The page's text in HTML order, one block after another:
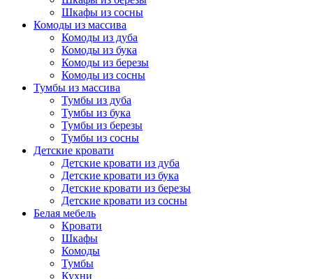
Шкафы из сосны
Комоды из массива
Комоды из дуба
Комоды из бука
Комоды из березы
Комоды из сосны
Тумбы из массива
Тумбы из дуба
Тумбы из бука
Тумбы из березы
Тумбы из сосны
Детские кровати
Детские кровати из дуба
Детские кровати из бука
Детские кровати из березы
Детские кровати из сосны
Белая мебель
Кровати
Шкафы
Комоды
Тумбы
Кухни